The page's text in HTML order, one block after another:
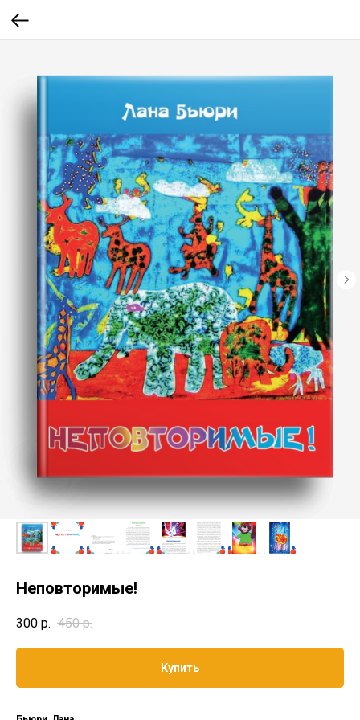
Неповторимые!
300 р. 450 р.
Купить